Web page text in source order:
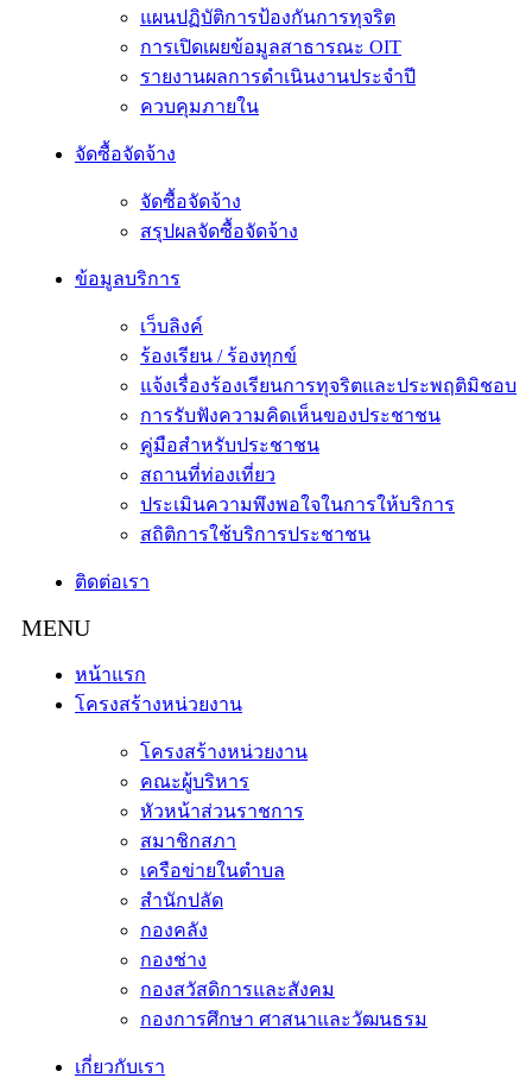
แผนปฏิบัติการป้องกันการทุจริต
การเปิดเผยข้อมูลสาธารณะ OIT
รายงานผลการดำเนินงานประจำปี
ควบคุมภายใน
จัดซื้อจัดจ้าง
จัดซื้อจัดจ้าง
สรุปผลจัดซื้อจัดจ้าง
ข้อมูลบริการ
เว็บลิงค์
ร้องเรียน / ร้องทุกข์
แจ้งเรื่องร้องเรียนการทุจริตและประพฤติมิชอบ
การรับฟังความคิดเห็นของประชาชน
คู่มือสำหรับประชาชน
สถานที่ท่องเที่ยว
ประเมินความพึงพอใจในการให้บริการ
สถิติการใช้บริการประชาชน
ติดต่อเรา
หน้าแรก
โครงสร้างหน่วยงาน
โครงสร้างหน่วยงาน
คณะผู้บริหาร
หัวหน้าส่วนราชการ
สมาชิกสภา
เครือข่ายในตำบล
สำนักปลัด
กองคลัง
กองช่าง
กองสวัสดิการและสังคม
กองการศึกษา ศาสนาและวัฒนธรม
เกี่ยวกับเรา